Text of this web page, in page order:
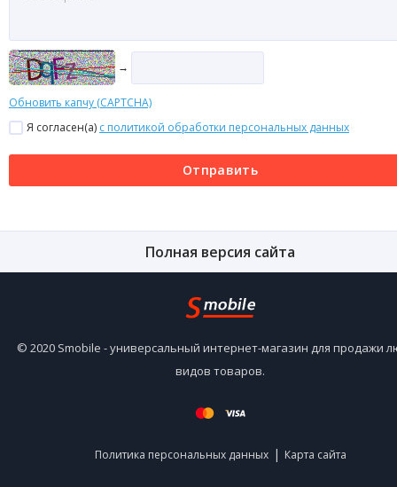
→
Обновить капчу (CAPTCHA)
Я согласен(a) с политикой обработки персональных данных
Отправить
Полная версия сайта
© 2020 Smobile - универсальный интернет-магазин для продажи
видов товаров.
Политика персональных данных | Карта сайта